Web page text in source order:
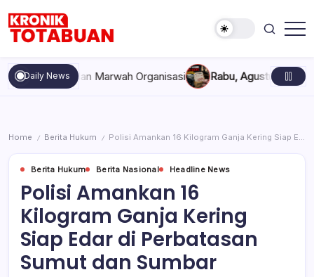
content
Totabuan
hari
ini
Kronik
Daily Newsdan Marwah Organisasi Rabu, Agustus 5, 2026 ,
Home / Berita Hukum / Polisi Amankan 16 Kilogram Ganja Kering Siap Edar di Perbatasan Sumut dan Sumbar
Berita Hukum Berita Nasional Headline News
Polisi Amankan 16
Kilogram Ganja Kering
Siap Edar di Perbatasan
Sumut dan Sumbar